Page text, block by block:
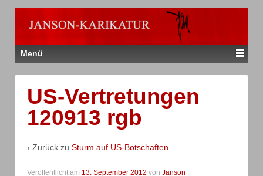
Menü
US-Vertretungen
120913 rgb
‹ Zurück zu Sturm auf US-Botschaften
Veröffentlicht am 13. September 2012 von Janson